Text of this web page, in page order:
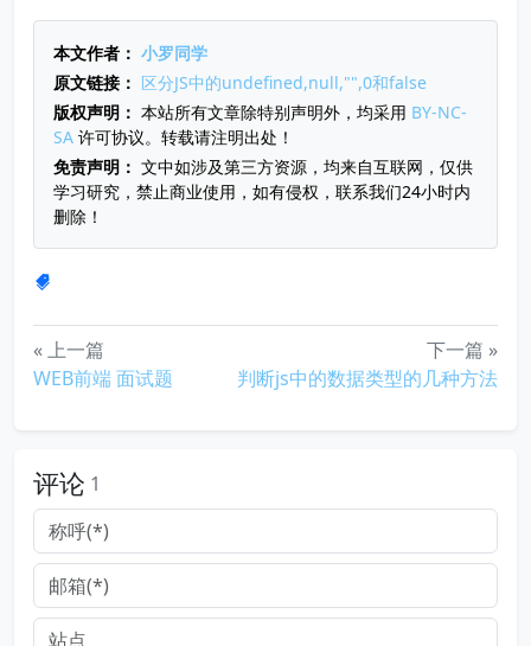
本文作者： 小罗同学
原文链接： 区分JS中的undefined,null,"",0和false
版权声明： 本站所有文章除特别声明外，均采用 BY-NC-
SA 许可协议。转载请注明出处！
免责声明： 文中如涉及第三方资源，均来自互联网，仅供
学习研究，禁止商业使用，如有侵权，联系我们24小时内
删除！
« 上一篇
WEB前端 面试题
下一篇 »
判断js中的数据类型的几种方法
评论 1